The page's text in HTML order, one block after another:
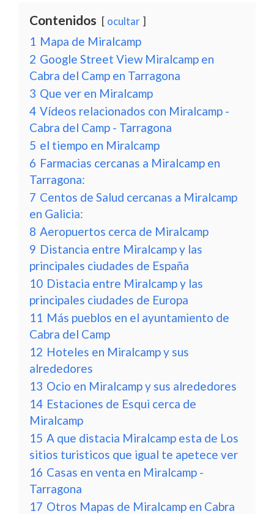
Contenidos ocultar
1 Mapa de Miralcamp
2 Google Street View Miralcamp en
Cabra del Camp en Tarragona
3 Que ver en Miralcamp
4 Vídeos relacionados con Miralcamp -
Cabra del Camp - Tarragona
5 el tiempo en Miralcamp
6 Farmacias cercanas a Miralcamp en
Tarragona:
7 Centos de Salud cercanas a Miralcamp
en Galicia:
8 Aeropuertos cerca de Miralcamp
9 Distancia entre Miralcamp y las
principales ciudades de España
10 Distacia entre Miralcamp y las
principales ciudades de Europa
11 Más pueblos en el ayuntamiento de
Cabra del Camp
12 Hoteles en Miralcamp y sus
alrededores
13 Ocio en Miralcamp y sus alrededores
14 Estaciones de Esqui cerca de
Miralcamp
15 A que distacia Miralcamp esta de Los
sitios turisticos que igual te apetece ver
16 Casas en venta en Miralcamp -
Tarragona
17 Otros Mapas de Miralcamp en Cabra